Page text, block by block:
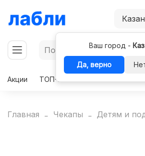
Ваш город -
Да, верно
Акции
ТОП-50
Главная Чекапы Детям и